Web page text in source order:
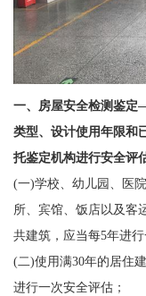
一、房屋安全检测鉴
类型、设计使用年限和
托鉴定机构进行安全评
(一)学校、幼儿园、医
所、宾馆、饭店以及客
共建筑，应当每5年进行
(二)使用满30年的居住
进行一次安全评估；